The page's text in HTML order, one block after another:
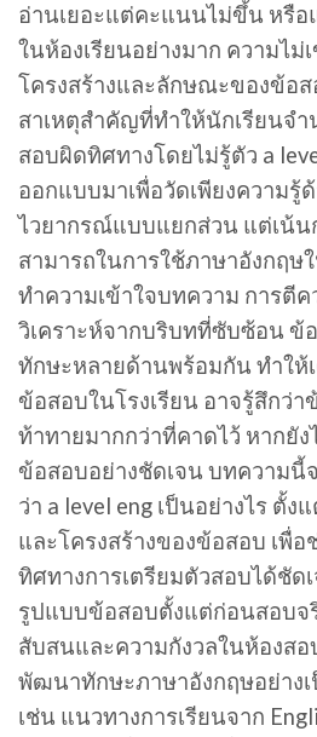
อ่านเยอะแต่คะแนนไม่ขึ้น หรือ
ในห้องเรียนอย่างมาก ความไม่
โครงสร้างและลักษณะของข้อ
สาเหตุสำคัญที่ทำให้นักเรียนจ
สอบผิดทิศทางโดยไม่รู้ตัว a
ออกแบบมาเพื่อวัดเพียงความ
ไวยากรณ์แบบแยกส่วน แต่เน้น
สามารถในการใช้ภาษาอังกฤษ
ทำความเข้าใจบทความ การตี
วิเคราะห์จากบริบทที่ซับซ้อน ข้
ทักษะหลายด้านพร้อมกัน ทำให้
ข้อสอบในโรงเรียน อาจรู้สึกว่
ท้าทายมากกว่าที่คาดไว้ หากยัง
ข้อสอบอย่างชัดเจน บทความนี้
ว่า a level eng เป็นอย่างไร ตั้
และโครงสร้างของข้อสอบ เพื่อ
ทิศทางการเตรียมตัวสอบได้ชัด
รูปแบบข้อสอบตั้งแต่ก่อนสอบจ
สับสนและความกังวลในห้องสอ
พัฒนาทักษะภาษาอังกฤษอย่าง
เช่น แนวทางการเรียนจาก